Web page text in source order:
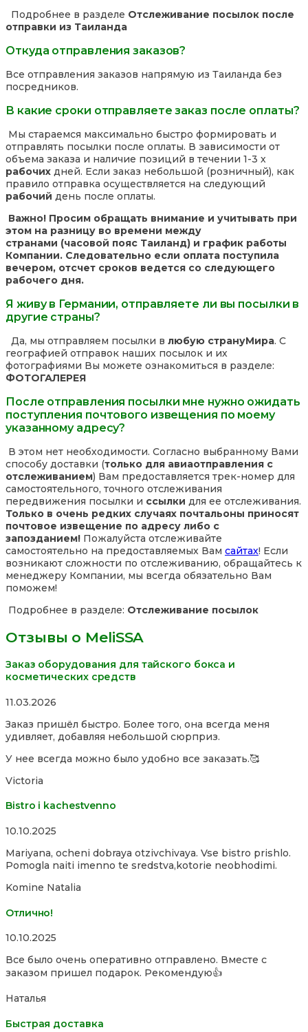
Подробнее в разделе Отслеживание посылок после
отправки из Таиланда
Откуда отправления заказов?
Все отправления заказов напрямую из Таиланда без
посредников.
В какие сроки отправляете заказ после оплаты?
Мы стараемся максимально быстро формировать и
отправлять посылки после оплаты. В зависимости от
объема заказа и наличие позиций в течении 1-3 х
рабочих дней. Если заказ небольшой (розничный), как
правило отправка осуществляется на следующий
рабочий день после оплаты.
Важно! Просим обращать внимание и учитывать при
этом на разницу во времени между
странами (часовой пояс Таиланд) и график работы
Компании. Следовательно если оплата поступила
вечером, отсчет сроков ведется со следующего
рабочего дня.
Я живу в Германии, отправляете ли вы посылки в
другие страны?
Да, мы отправляем посылки в любую странуМира. С
географией отправок наших посылок и их
фотографиями Вы можете ознакомиться в разделе:
ФОТОГАЛЕРЕЯ
После отправления посылки мне нужно ожидать
поступления почтового извещения по моему
указанному адресу?
В этом нет необходимости. Согласно выбранному Вами
способу доставки (только для авиаотправления с
отслеживанием) Вам предоставляется трек-номер для
самостоятельного, точного отслеживания
передвижения посылки и ссылки для ее отслеживания.
Только в очень редких случаях почтальоны приносят
почтовое извещение по адресу либо с
запозданием! Пожалуйста отслеживайте
самостоятельно на предоставляемых Вам сайтах! Если
возникают сложности по отслеживанию, обращайтесь к
менеджеру Компании, мы всегда обязательно Вам
поможем!
Подробнее в разделе: Отслеживание посылок
Отзывы о MeliSSA
Заказ оборудования для тайского бокса и
косметических средств
Rated
out
of
11.03.2026
Заказ пришёл быстро. Более того, она всегда меня
удивляет, добавляя небольшой сюрприз.
У нее всегда можно было удобно все заказать.🥰
Victoria
Bistro i kachestvenno
Rated
out
of
10.10.2025
Mariyana, ocheni dobraya otzivchivaya. Vse bistro prishlo.
Pomogla naiti imenno te sredstva,kotorie neobhodimi.
Komine Natalia
Отлично!
Rated
out
of
10.10.2025
Все было очень оперативно отправлено. Вместе с
заказом пришел подарок. Рекомендую👍
Наталья
Быстрая доставка